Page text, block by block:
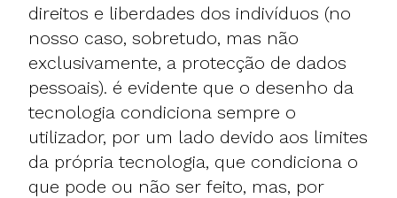
direitos e liberdades dos indivíduos (no
nosso caso, sobretudo, mas não
exclusivamente, a protecção de dados
pessoais). é evidente que o desenho da
tecnologia condiciona sempre o
utilizador, por um lado devido aos limites
da própria tecnologia, que condiciona o
que pode ou não ser feito, mas, por